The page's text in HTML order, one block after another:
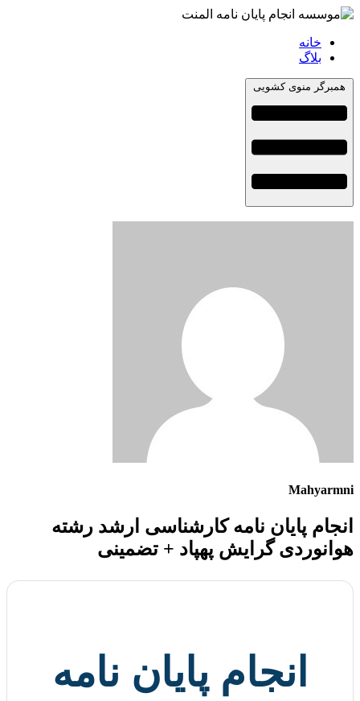
خانه
بلاگ
همبرگر منوی کشویی
Mahyarmni
انجام پایان نامه کارشناسی ارشد رشته
هوانوردی گرایش پهپاد + تضمینی
انجام پایان نامه